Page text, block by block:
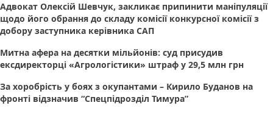
Адвокат Олексій Шевчук, закликає припинити маніпуляції
щодо його обрання до складу комісії конкурсної комісії з
добору заступника керівника САП
Митна афера на десятки мільйонів: суд присудив
ексдиректорці «Агрологістики» штраф у 29,5 млн грн
За хоробрість у боях з окупантами – Кирило Буданов на
фронті відзначив “Спецпідрозділ Тимура”